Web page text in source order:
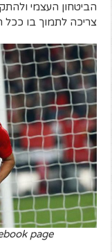
הביטחון העצמי
צריכה לתמוך בו ככל
page